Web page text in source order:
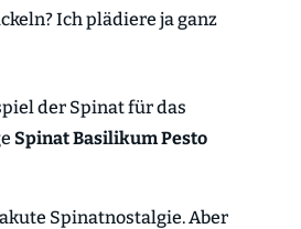
Ich plädiere ja ganz
der Spinat für das
Spinat Basilikum Pesto
Spinatnostalgie. Aber